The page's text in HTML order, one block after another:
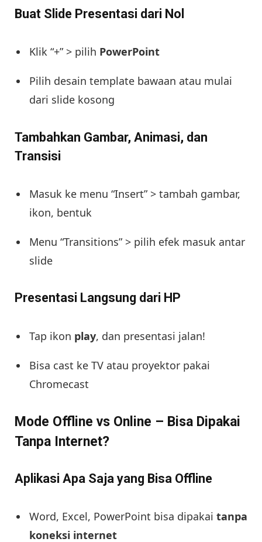
Buat Slide Presentasi dari Nol
Klik “+” > pilih PowerPoint
Pilih desain template bawaan atau mulai
dari slide kosong
Tambahkan Gambar, Animasi, dan
Transisi
Masuk ke menu “Insert” > tambah gambar,
ikon, bentuk
Menu “Transitions” > pilih efek masuk antar
slide
Presentasi Langsung dari HP
Tap ikon play, dan presentasi jalan!
Bisa cast ke TV atau proyektor pakai
Chromecast
Mode Offline vs Online – Bisa Dipakai
Tanpa Internet?
Aplikasi Apa Saja yang Bisa Offline
Word, Excel, PowerPoint bisa dipakai tanpa
koneksi internet